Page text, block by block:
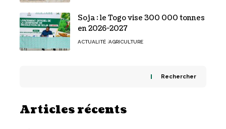
Soja : le Togo vise 300 000 tonnes
en 2026-2027
ACTUALITÉ AGRICULTURE
Rechercher
Articles récents